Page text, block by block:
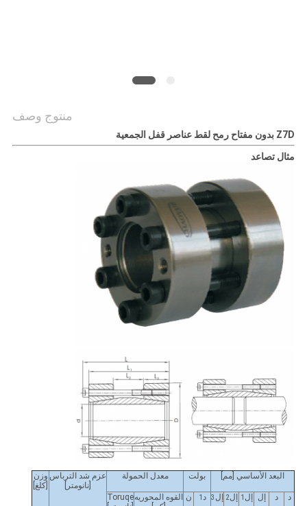
منتوج وصف
Z7D بدون مفتاح رمح لقط عناصر قفل الجمعية
مثال تصاعد
البعد الأساسي [مم] بولت معدل الحمولة
عزم شد الترباس
[نانومتر]
وزن
[كلغ]
د
د إل إل 1 إل2 إل 3 د 1 ن القوه المحوريهToruqe